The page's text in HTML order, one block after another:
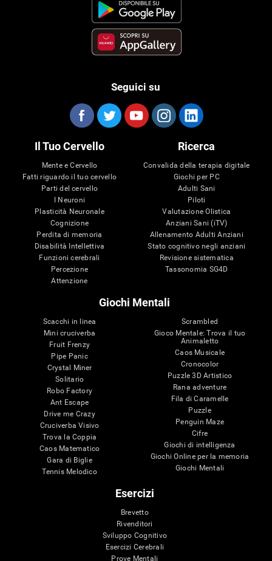
Seguici su
Il Tuo Cervello
Mente e Cervello
Fatti riguardo il tuo cervello
Parti del cervello
I Neuroni
Plasticità Neuronale
Cognizione
Perdita di memoria
Disabilità Intellettiva
Funzioni cerebrali
Percezione
Attenzione
Ricerca
Convalida della terapia digitale
Giochi per PC
Adulti Sani
Piloti
Valutazione Olistica
Anziani Sani (iTV)
Allenamento Adulti Anziani
Stato cognitivo negli anziani
Revisione sistematica
Tassonomia SG4D
Giochi Mentali
Scacchi in linea
Mini cruciverba
Fruit Frenzy
Pipe Panic
Crystal Miner
Solitario
Robo Factory
Ant Escape
Drive me Crazy
Cruciverba Visivo
Trova la Coppia
Caos Matematico
Gara di Biglie
Tennis Melodico
Scrambled
Gioco Mentale: Trova il tuo
Animaletto
Caos Musicale
Cronocolor
Puzzle 3D Artistico
Rana adventure
Fila di Caramelle
Puzzle
Penguin Maze
Cifre
Giochi di intelligenza
Giochi Online per la memoria
Giochi Mentali
Esercizi
Brevetto
Rivenditori
Sviluppo Cognitivo
Esercizi Cerebrali
Prove Mentali